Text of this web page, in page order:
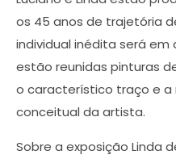
os 45 anos de trajetória
individual inédita será em
estão reunidas pinturas
o característico traço e
conceitual da artista.
Sobre a exposição Linda